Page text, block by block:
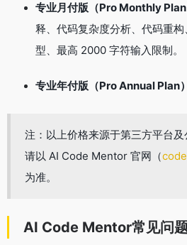
专业月付版（Pro Monthly Plan
释、代码复杂度分析、代码重
型、最高 2000 字符输入限制 。
专业年付版（Pro Annual Plan）
注：以上价格来源于第三方平台
请以 AI Code Mentor 官网（
为准。
AI Code Mentor常见问题